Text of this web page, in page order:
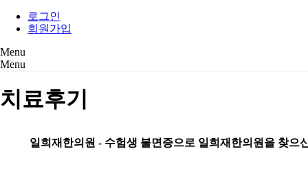
로그인
회원가입
Menu
Menu
치료후기
일희재한의원 - 수험생 불면증으로 일희재한의원을 찾으